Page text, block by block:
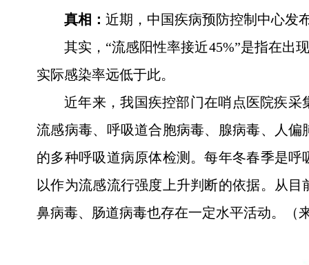
真相：近期，中国疾病预防控制中心发
其实，“流感阳性率接近45%”是指在出
实际感染率远低于此。
近年来，我国疾控部门在哨点医院疾
流感病毒、呼吸道合胞病毒、腺病毒、人
的多种呼吸道病原体检测。每年冬春季是
以作为流感流行强度上升判断的依据。从
鼻病毒、肠道病毒也存在一定水平活动。（